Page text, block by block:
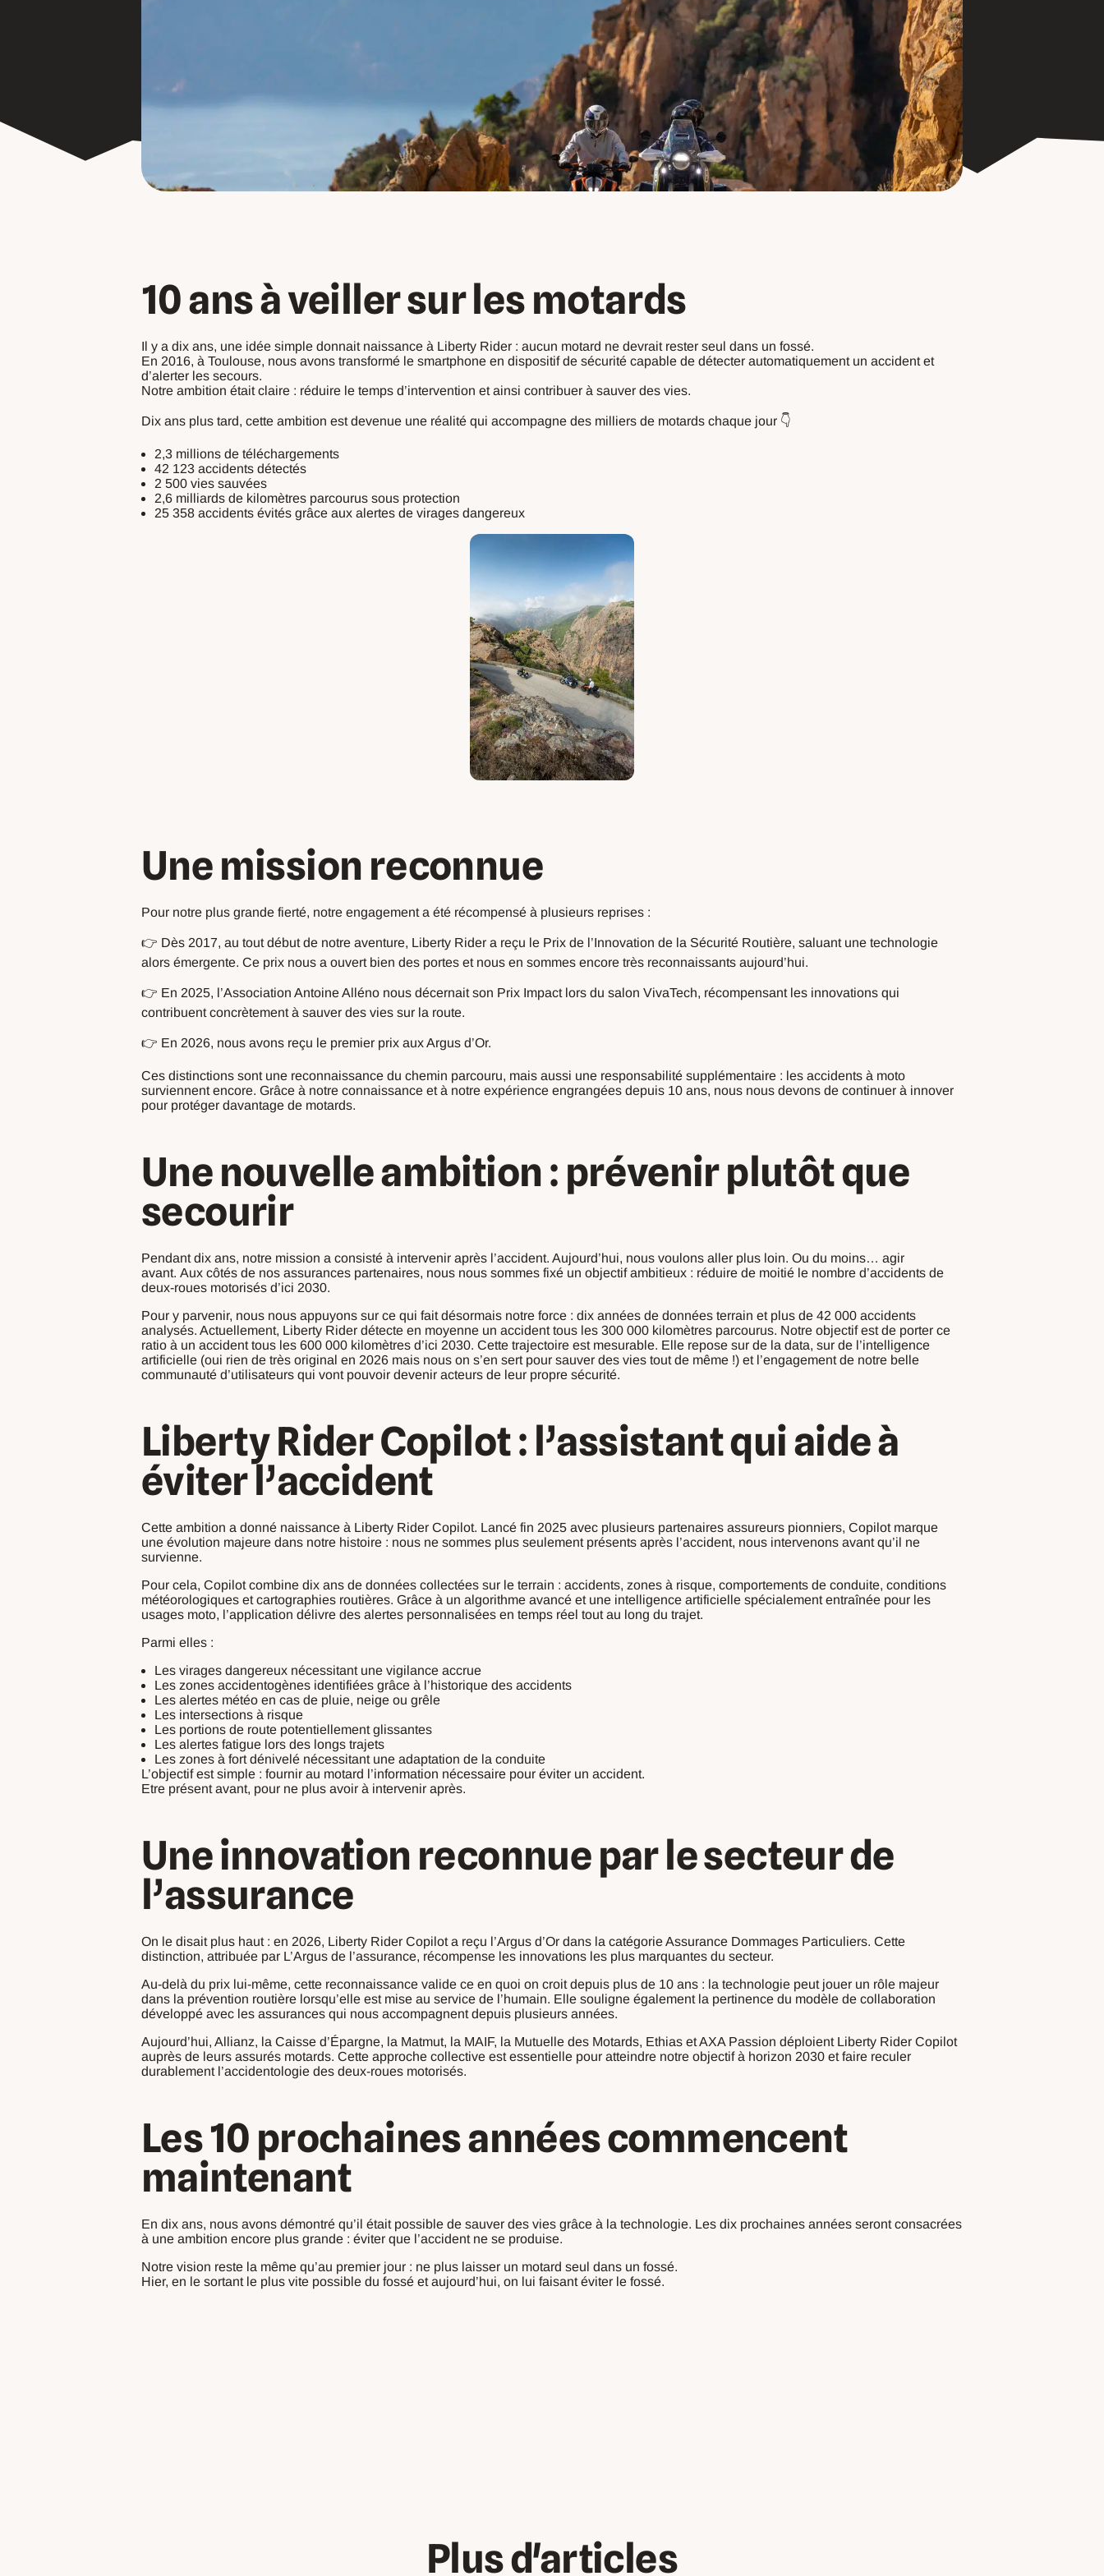
10 ans à veiller sur les motards
Il y a dix ans, une idée simple donnait naissance à Liberty Rider : aucun motard ne devrait rester seul dans un fossé.
En 2016, à Toulouse, nous avons transformé le smartphone en dispositif de sécurité capable de détecter automatiquement un accident et
d’alerter les secours.
Notre ambition était claire : réduire le temps d’intervention et ainsi contribuer à sauver des vies.
Dix ans plus tard, cette ambition est devenue une réalité qui accompagne des milliers de motards chaque jour 👇
2,3 millions de téléchargements
42 123 accidents détectés
2 500 vies sauvées
2,6 milliards de kilomètres parcourus sous protection
25 358 accidents évités grâce aux alertes de virages dangereux
Une mission reconnue
Pour notre plus grande fierté, notre engagement a été récompensé à plusieurs reprises :
👉 Dès 2017, au tout début de notre aventure, Liberty Rider a reçu le Prix de l’Innovation de la Sécurité Routière, saluant une technologie
alors émergente. Ce prix nous a ouvert bien des portes et nous en sommes encore très reconnaissants aujourd’hui.
👉 En 2025, l’Association Antoine Alléno nous décernait son Prix Impact lors du salon VivaTech, récompensant les innovations qui
contribuent concrètement à sauver des vies sur la route.
👉 En 2026, nous avons reçu le premier prix aux Argus d’Or.
Ces distinctions sont une reconnaissance du chemin parcouru, mais aussi une responsabilité supplémentaire : les accidents à moto
surviennent encore. Grâce à notre connaissance et à notre expérience engrangées depuis 10 ans, nous nous devons de continuer à innover
pour protéger davantage de motards.
Une nouvelle ambition : prévenir plutôt que
secourir
Pendant dix ans, notre mission a consisté à intervenir après l’accident. Aujourd’hui, nous voulons aller plus loin. Ou du moins… agir
avant. Aux côtés de nos assurances partenaires, nous nous sommes fixé un objectif ambitieux : réduire de moitié le nombre d’accidents de
deux-roues motorisés d’ici 2030.
Pour y parvenir, nous nous appuyons sur ce qui fait désormais notre force : dix années de données terrain et plus de 42 000 accidents
analysés. Actuellement, Liberty Rider détecte en moyenne un accident tous les 300 000 kilomètres parcourus. Notre objectif est de porter ce
ratio à un accident tous les 600 000 kilomètres d’ici 2030. Cette trajectoire est mesurable. Elle repose sur de la data, sur de l’intelligence
artificielle (oui rien de très original en 2026 mais nous on s’en sert pour sauver des vies tout de même !) et l’engagement de notre belle
communauté d’utilisateurs qui vont pouvoir devenir acteurs de leur propre sécurité.
Liberty Rider Copilot : l’assistant qui aide à
éviter l’accident
Cette ambition a donné naissance à Liberty Rider Copilot. Lancé fin 2025 avec plusieurs partenaires assureurs pionniers, Copilot marque
une évolution majeure dans notre histoire : nous ne sommes plus seulement présents après l’accident, nous intervenons avant qu’il ne
survienne.
Pour cela, Copilot combine dix ans de données collectées sur le terrain : accidents, zones à risque, comportements de conduite, conditions
météorologiques et cartographies routières. Grâce à un algorithme avancé et une intelligence artificielle spécialement entraînée pour les
usages moto, l’application délivre des alertes personnalisées en temps réel tout au long du trajet.
Parmi elles :
Les virages dangereux nécessitant une vigilance accrue
Les zones accidentogènes identifiées grâce à l’historique des accidents
Les alertes météo en cas de pluie, neige ou grêle
Les intersections à risque
Les portions de route potentiellement glissantes
Les alertes fatigue lors des longs trajets
Les zones à fort dénivelé nécessitant une adaptation de la conduite
L’objectif est simple : fournir au motard l’information nécessaire pour éviter un accident.
Etre présent avant, pour ne plus avoir à intervenir après.
Une innovation reconnue par le secteur de
l’assurance
On le disait plus haut : en 2026, Liberty Rider Copilot a reçu l’Argus d’Or dans la catégorie Assurance Dommages Particuliers. Cette
distinction, attribuée par L’Argus de l’assurance, récompense les innovations les plus marquantes du secteur.
Au-delà du prix lui-même, cette reconnaissance valide ce en quoi on croit depuis plus de 10 ans : la technologie peut jouer un rôle majeur
dans la prévention routière lorsqu’elle est mise au service de l’humain. Elle souligne également la pertinence du modèle de collaboration
développé avec les assurances qui nous accompagnent depuis plusieurs années.
Aujourd’hui, Allianz, la Caisse d’Épargne, la Matmut, la MAIF, la Mutuelle des Motards, Ethias et AXA Passion déploient Liberty Rider Copilot
auprès de leurs assurés motards. Cette approche collective est essentielle pour atteindre notre objectif à horizon 2030 et faire reculer
durablement l’accidentologie des deux-roues motorisés.
Les 10 prochaines années commencent
maintenant
En dix ans, nous avons démontré qu’il était possible de sauver des vies grâce à la technologie. Les dix prochaines années seront consacrées
à une ambition encore plus grande : éviter que l’accident ne se produise.
Notre vision reste la même qu’au premier jour : ne plus laisser un motard seul dans un fossé.
Hier, en le sortant le plus vite possible du fossé et aujourd’hui, on lui faisant éviter le fossé.
Plus d'articles